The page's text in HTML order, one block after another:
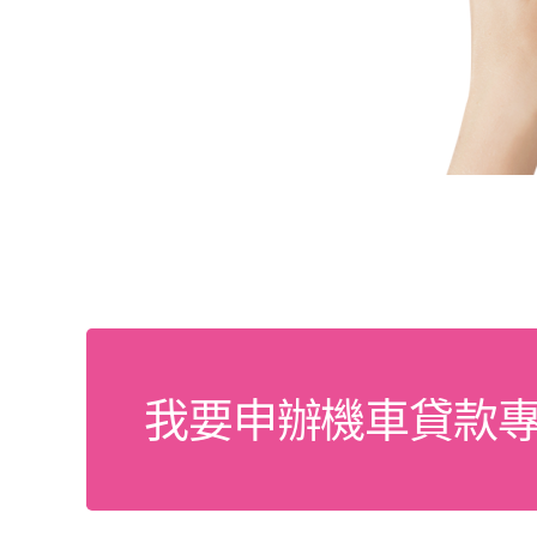
我要申辦機車貸款